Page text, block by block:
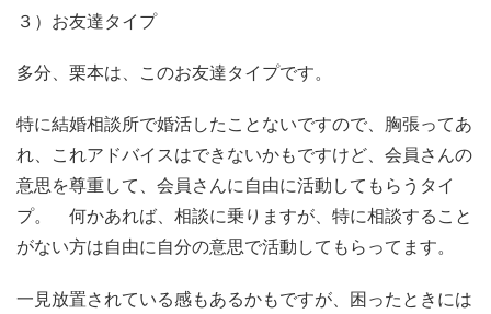
３）お友達タイプ
多分、栗本は、このお友達タイプです。
特に結婚相談所で婚活したことないですので、胸張ってあ
れ、これアドバイスはできないかもですけど、会員さんの
意思を尊重して、会員さんに自由に活動してもらうタイ
プ。 何かあれば、相談に乗りますが、特に相談すること
がない方は自由に自分の意思で活動してもらってます。
一見放置されている感もあるかもですが、困ったときには